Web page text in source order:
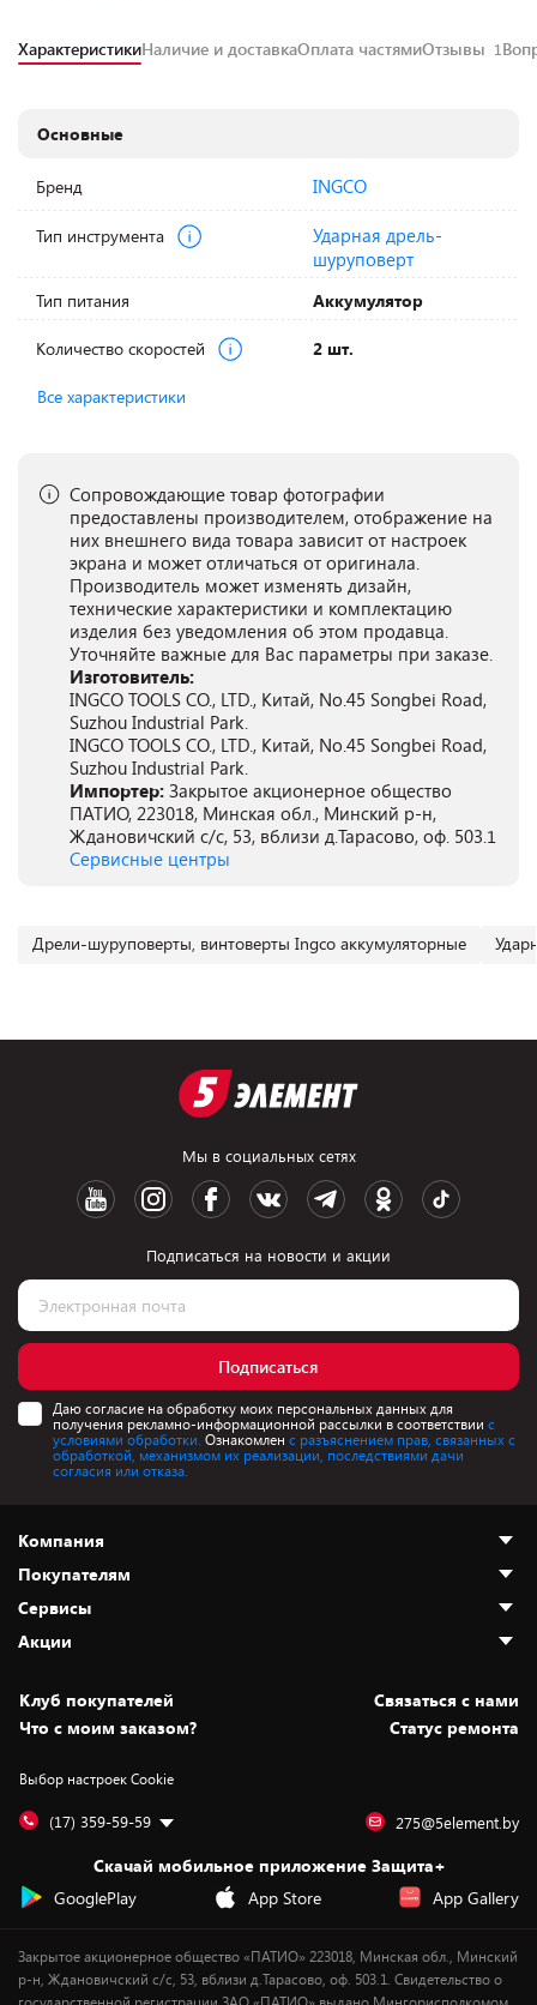
ХарактеристикиНаличие и доставкаОплата частямиОтзывы 1
Основные
Бренд INGCO
Тип инструмента
Ударная дрель-
шуруповерт
Тип питания Аккумулятор
Количество скоростей 2 шт.
Все характеристики
Сопровождающие товар фотографии
предоставлены производителем, отображение на
них внешнего вида товара зависит от настроек
экрана и может отличаться от оригинала.
Производитель может изменять дизайн,
технические характеристики и комплектацию
изделия без уведомления об этом продавца.
Уточняйте важные для Вас параметры при заказе.
Изготовитель:
INGCO TOOLS CO., LTD., Китай, No.45 Songbei Road,
Suzhou Industrial Park.
INGCO TOOLS CO., LTD., Китай, No.45 Songbei Road,
Suzhou Industrial Park.
Импортер: Закрытое акционерное общество
ПАТИО, 223018, Минская обл., Минский р-н,
Ждановичский с/с, 53, вблизи д.Тарасово, оф. 503.1
Сервисные центры
Дрели-шуруповерты, винтоверты Ingco аккумуляторные
Мы в социальных сетях
Подписаться на новости и акции
Подписаться
Даю согласие на обработку моих персональных данных для
получения рекламно-информационной рассылки в соответствии с
условиями обработки. Ознакомлен с разъяснением прав, связанных с
обработкой, механизмом их реализации, последствиями дачи
согласия или отказа.
Компания
О нас
Адреса магазинов
Новости
Статьи и обзоры
Вакансии
Дай пять добру!
Покупателям
Как сделать заказ
Оплата и доставка
Безналичный расчёт
Обмен и возврат товара
Обработка персональных данных
Подарочные карты
Сервисы
Установка техники
Для игровых консолей
Для мобильных устройств
Для компьютеров
Сервисные центры
Акции
Скидки и промокоды
Белорусские товары
Бонусы
Оплата частями
Уценка
Клуб покупателей
Cвязаться с нами
Что с моим заказом?
Статус ремонта
Выбор настроек Cookie
(17) 359-59-59 275@5element.by
Скачай мобильное приложение Защита+
GooglePlay
App Store App Gallery
Закрытое акционерное общество «ПАТИО» 223018, Минская обл., Минский
р-н, Ждановичский с/с, 53, вблизи д.Тарасово, оф. 503.1. Свидетельство о